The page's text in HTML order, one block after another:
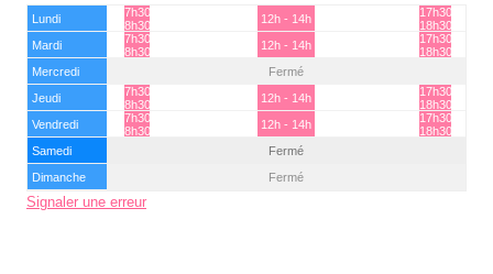
Lundi
7h30 -
8h30
12h - 14h
17h30 -
18h30
Mardi
7h30 -
8h30
12h - 14h
17h30 -
18h30
Mercredi
Fermé
Jeudi
7h30 -
8h30
12h - 14h
17h30 -
18h30
Vendredi
7h30 -
8h30
12h - 14h
17h30 -
18h30
Samedi
Fermé
Dimanche
Fermé
Signaler une erreur